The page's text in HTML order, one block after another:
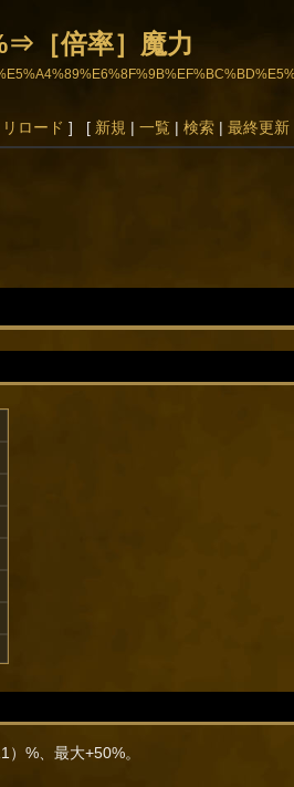
［倍率］魔力
リロード ] [ 新規 | 一覧 | 検索| 最終更新
）%、最大+50%。